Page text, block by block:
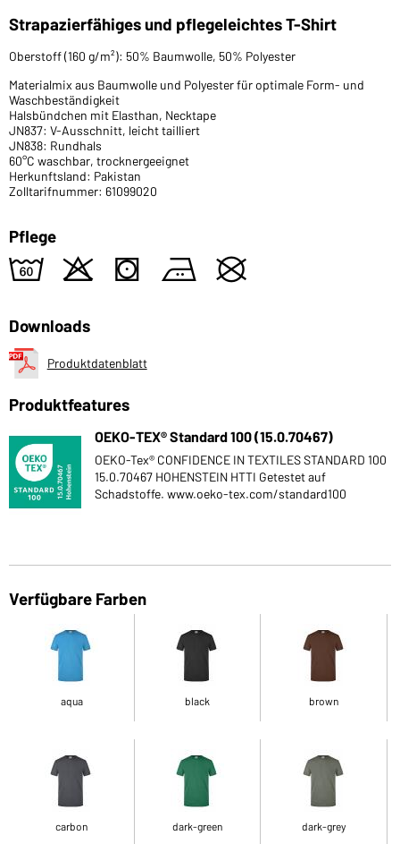
Strapazierfähiges und pflegeleichtes T-Shirt
Oberstoff (160 g/m²): 50% Baumwolle, 50% Polyester
Materialmix aus Baumwolle und Polyester für optimale Form- und
Waschbeständigkeit
Halsbündchen mit Elasthan, Necktape
JN837: V-Ausschnitt, leicht tailliert
JN838: Rundhals
60°C waschbar, trocknergeeignet
Herkunftsland: Pakistan
Zolltarifnummer: 61099020
Pflege
4 o s b U
Downloads
Produktdatenblatt
Produktfeatures
OEKO-TEX® Standard 100 (15.0.70467)
OEKO-Tex® CONFIDENCE IN TEXTILES STANDARD 100
15.0.70467 HOHENSTEIN HTTI Getestet auf
Schadstoffe. www.oeko-tex.com/standard100
Verfügbare Farben
aqua black brown
carbon dark-green dark-grey